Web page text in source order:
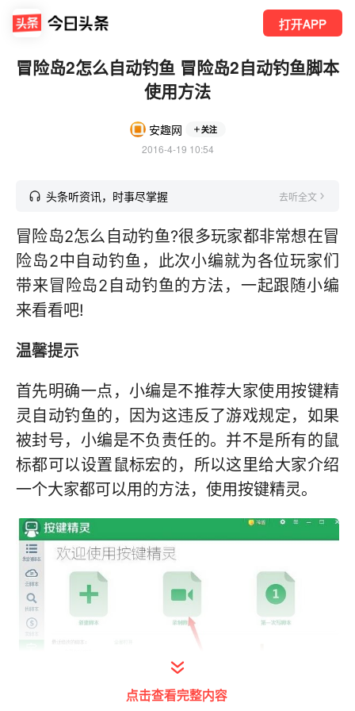
打开APP
冒险岛2怎么自动钓鱼 冒险岛2自动钓鱼脚本
使用方法
安趣网 关注
2016-4-19 10:54
头条听资讯，时事尽掌握 去听全文
冒险岛2怎么自动钓鱼?很多玩家都非常想在冒
险岛2中自动钓鱼，此次小编就为各位玩家们
带来冒险岛2自动钓鱼的方法，一起跟随小编
来看看吧!
温馨提示
首先明确一点，小编是不推荐大家使用按键精
灵自动钓鱼的，因为这违反了游戏规定，如果
被封号，小编是不负责任的。并不是所有的鼠
标都可以设置鼠标宏的，所以这里给大家介绍
一个大家都可以用的方法，使用按键精灵。
点击查看完整内容